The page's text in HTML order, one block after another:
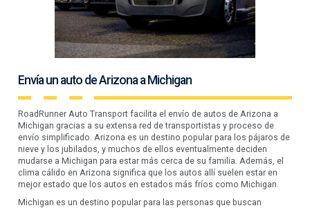
Envía un auto de Arizona a Michigan
RoadRunner Auto Transport facilita el envío de autos de Arizona a
Michigan gracias a su extensa red de transportistas y proceso de
envío simplificado. Arizona es un destino popular para los pájaros de
nieve y los jubilados, y muchos de ellos eventualmente deciden
mudarse a Michigan para estar más cerca de su familia. Además, el
clima cálido en Arizona significa que los autos allí suelen estar en
mejor estado que los autos en estados más fríos como Michigan.
Michigan es un destino popular para las personas que buscan